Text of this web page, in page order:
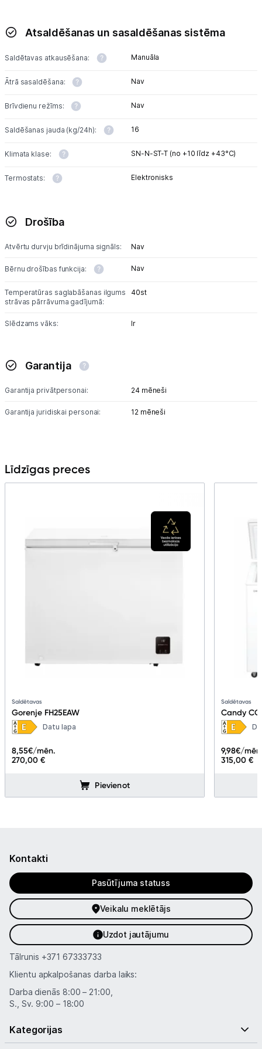
Atsaldēšanas un sasaldēšanas sistēma
Saldētavas atkausēšana: Manuāla
Ātrā sasaldēšana: Nav
Brīvdienu režīms: Nav
Saldēšanas jauda (kg/24h): 16
Klimata klase: SN-N-ST-T (no +10 līdz +43°С)
Termostats: Elektronisks
Drošība
Atvērtu durvju brīdinājuma signāls: Nav
Bērnu drošības funkcija: Nav
Temperatūras saglabāšanas ilgums
strāvas pārrāvuma gadījumā:
40st
Slēdzams vāks: Ir
Garantija
Garantija privātpersonai: 24 mēneši
Garantija juridiskai personai: 12 mēneši
Līdzīgas preces
Saldētavas
Gorenje FH25EAW
Datu lapa
270,00 €
8,55€/mēn.
Pievienot
Saldētavas
Candy
315,00 €
9,98€/
Kontakti
Pasūtījuma statuss
Veikalu meklētājs
Uzdot jautājumu
Tālrunis +371 67333733
Klientu apkalpošanas darba laiks:
Darba dienās 8:00 – 21:00,
S., Sv. 9:00 – 18:00
Kategorijas